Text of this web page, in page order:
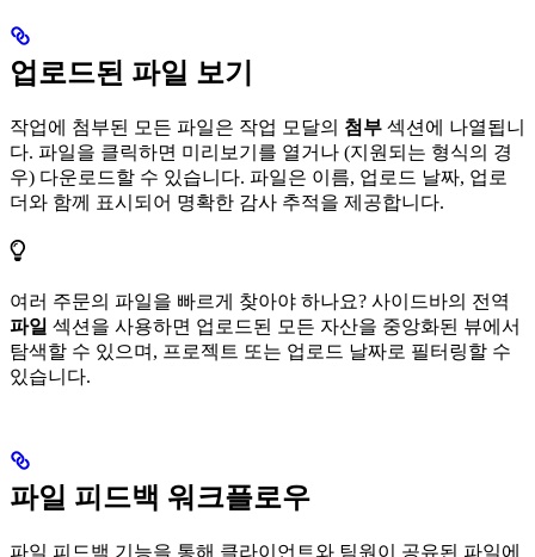
업로드된 파일 보기
작업에 첨부된 모든 파일은 작업 모달의 첨부 섹션에 나열됩니
다. 파일을 클릭하면 미리보기를 열거나 (지원되는 형식의 경
우) 다운로드할 수 있습니다. 파일은 이름, 업로드 날짜, 업로
더와 함께 표시되어 명확한 감사 추적을 제공합니다.
여러 주문의 파일을 빠르게 찾아야 하나요? 사이드바의 전역
파일 섹션을 사용하면 업로드된 모든 자산을 중앙화된 뷰에서
탐색할 수 있으며, 프로젝트 또는 업로드 날짜로 필터링할 수
있습니다.
파일 피드백 워크플로우
파일 피드백 기능을 통해 클라이언트와 팀원이 공유된 파일에